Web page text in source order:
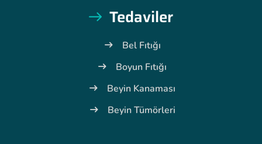
Tedaviler
Bel Fıtığı
Boyun Fıtığı
Beyin Kanaması
Beyin Tümörleri